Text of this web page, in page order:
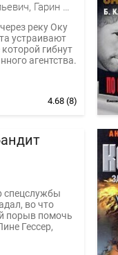
Саломатов Андрей Васильевич, Гарин Максим, Воронин Андрей
реку Оку
устраивают
гибнут
агентства.
4.68 (8)
спецслужбы
во что
порыв помочь
Гессер,